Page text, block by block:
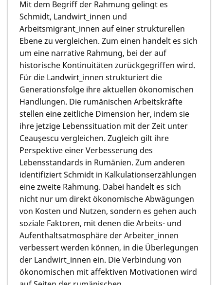
Mit dem Begriff der Rahmung gelingt es
Schmidt, Landwirt_innen und
Arbeitsmigrant_innen auf einer strukturellen
Ebene zu vergleichen. Zum einen handelt es sich
um eine narrative Rahmung, bei der auf
historische Kontinuitäten zurückgegriffen wird.
Für die Landwirt_innen strukturiert die
Generationsfolge ihre aktuellen ökonomischen
Handlungen. Die rumänischen Arbeitskräfte
stellen eine zeitliche Dimension her, indem sie
ihre jetzige Lebenssituation mit der Zeit unter
Ceauşescu vergleichen. Zugleich gilt ihre
Perspektive einer Verbesserung des
Lebensstandards in Rumänien. Zum anderen
identifiziert Schmidt in Kalkulationserzählungen
eine zweite Rahmung. Dabei handelt es sich
nicht nur um direkt ökonomische Abwägungen
von Kosten und Nutzen, sondern es gehen auch
soziale Faktoren, mit denen die Arbeits- und
Aufenthaltsatmosphäre der Arbeiter_innen
verbessert werden können, in die Überlegungen
der Landwirt_innen ein. Die Verbindung von
ökonomischen mit affektiven Motivationen wird